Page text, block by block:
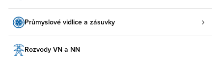
Průmyslové vidlice a zásuvky
Rozvody VN a NN